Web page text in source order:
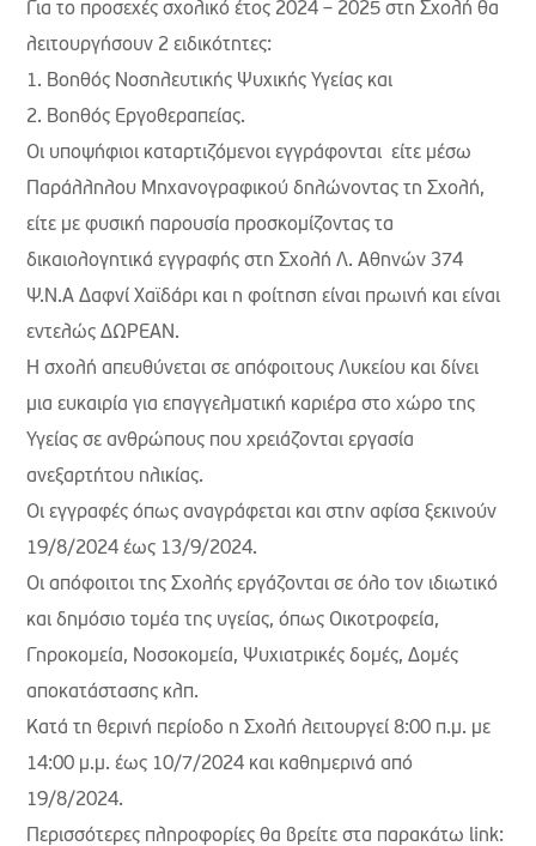
Για το προσεχές σχολικό έτος 2024 – 2025 στη Σχολή θα
λειτουργήσουν 2 ειδικότητες:
1. Βοηθός Νοσηλευτικής Ψυχικής Υγείας και
2. Βοηθός Εργοθεραπείας.
Οι υποψήφιοι καταρτιζόμενοι εγγράφονται είτε μέσω
Παράλληλου Μηχανογραφικού δηλώνοντας τη Σχολή,
είτε με φυσική παρουσία προσκομίζοντας τα
δικαιολογητικά εγγραφής στη Σχολή Λ. Αθηνών 374
Ψ.Ν.Α Δαφνί Χαϊδάρι και η φοίτηση είναι πρωινή και είναι
εντελώς ΔΩΡΕΑΝ.
Η σχολή απευθύνεται σε απόφοιτους Λυκείου και δίνει
μια ευκαιρία για επαγγελματική καριέρα στο χώρο της
Υγείας σε ανθρώπους που χρειάζονται εργασία
ανεξαρτήτου ηλικίας.
Οι εγγραφές όπως αναγράφεται και στην αφίσα ξεκινούν
19/8/2024 έως 13/9/2024.
Οι απόφοιτοι της Σχολής εργάζονται σε όλο τον ιδιωτικό
και δημόσιο τομέα της υγείας, όπως Οικοτροφεία,
Γηροκομεία, Νοσοκομεία, Ψυχιατρικές δομές, Δομές
αποκατάστασης κλπ.
Κατά τη θερινή περίοδο η Σχολή λειτουργεί 8:00 π.μ. με
14:00 μ.μ. έως 10/7/2024 και καθημερινά από
19/8/2024.
Περισσότερες πληροφορίες θα βρείτε στα παρακάτω link: